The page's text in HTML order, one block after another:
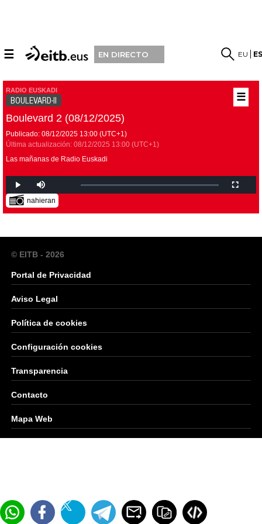
☰ EN DIRECTO EU
☰
RADIO EUSKADI
BOULEVARD-II
Boulevard 2 (08/12/2025)
Publicado: 08/12/2025 13:00 (UTC+1)
Última actualización: 08/12/2025 13:00 (UTC+1)
Las mañanas de Radio Euskadi
nahieran
© EITB - 2026
Portal de Privacidad
Aviso Legal
Política de cookies
Configuración cookies
Transparencia
Contacto
Mapa Web